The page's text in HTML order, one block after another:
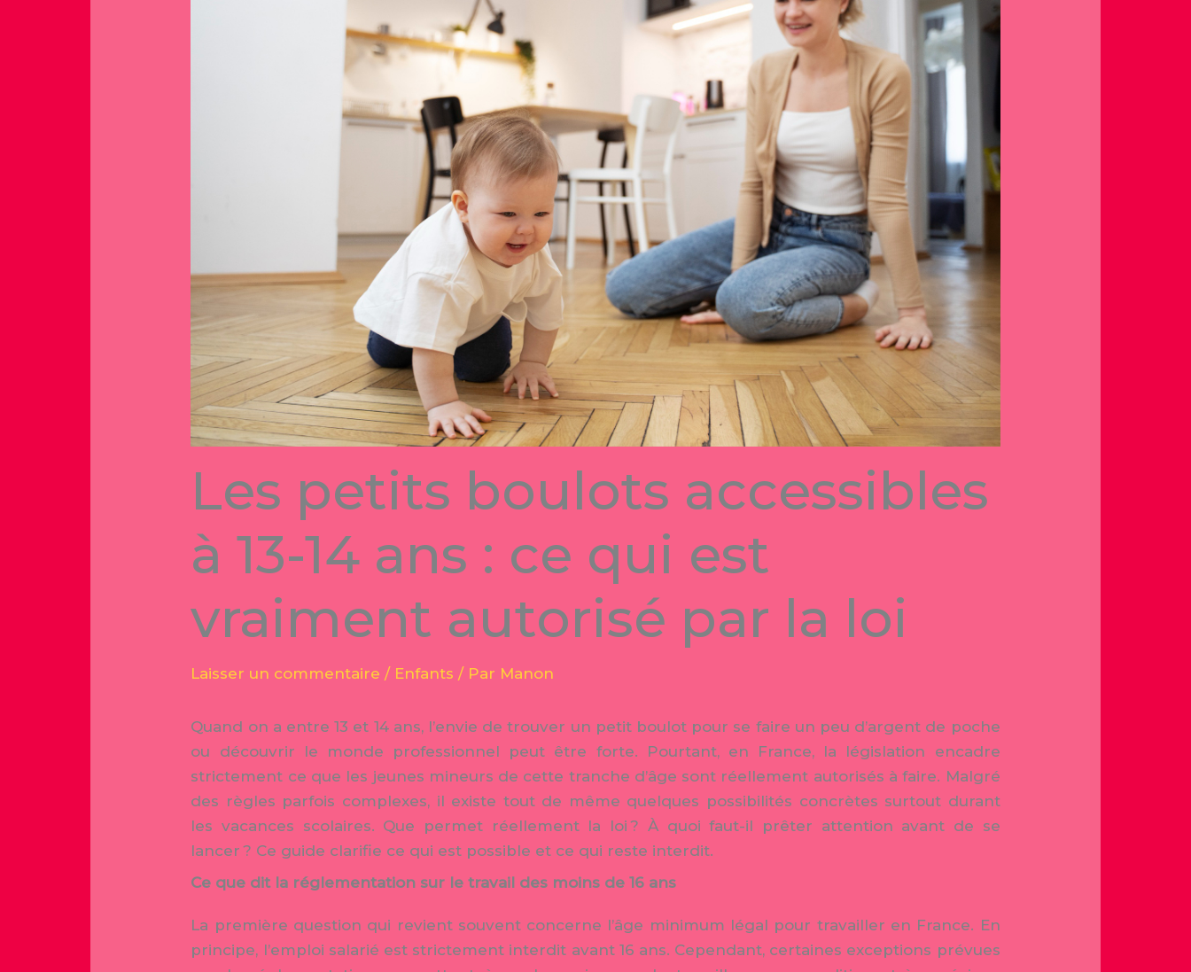
Les petits boulots accessibles
à 13-14 ans : ce qui est
vraiment autorisé par la loi
Laisser un commentaire / Enfants / Par Manon
Quand on a entre 13 et 14 ans, l’envie de trouver un petit boulot pour se faire un peu d’argent de poche
ou découvrir le monde professionnel peut être forte. Pourtant, en France, la législation encadre
strictement ce que les jeunes mineurs de cette tranche d’âge sont réellement autorisés à faire. Malgré
des règles parfois complexes, il existe tout de même quelques possibilités concrètes surtout durant
les vacances scolaires. Que permet réellement la loi ? À quoi faut-il prêter attention avant de se
lancer ? Ce guide clarifie ce qui est possible et ce qui reste interdit.
Ce que dit la réglementation sur le travail des moins de 16 ans
La première question qui revient souvent concerne l’âge minimum légal pour travailler en France. En
principe, l’emploi salarié est strictement interdit avant 16 ans. Cependant, certaines exceptions prévues